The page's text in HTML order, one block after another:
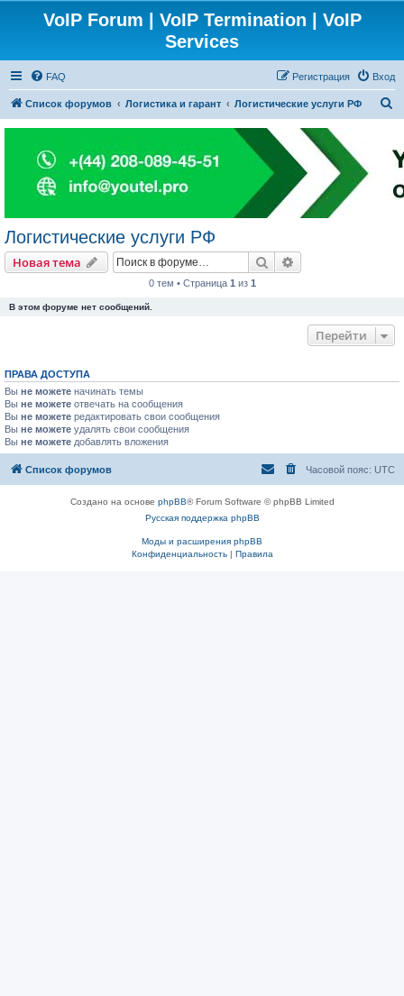
VoIP Forum | VoIP Termination | VoIP
Services
FAQ Вход
Регистрация
Список форумов Логистика и гарант Логистические услуги РФ
с
к
Логистические услуги РФ
Новая тема Поиск
0 тем • Страница 1 из 1
В этом форуме нет сообщений.
Перейти
ПРАВА ДОСТУПА
Вы не можете начинать темы
Вы не можете отвечать на сообщения
Вы не можете редактировать свои сообщения
Вы не можете удалять свои сообщения
Вы не можете добавлять вложения
Список форумов Часовой пояс: UTC
Создано на основе phpBB® Forum Software © phpBB Limited
Русская поддержка phpBB
Моды и расширения phpBB
Конфиденциальность| Правила